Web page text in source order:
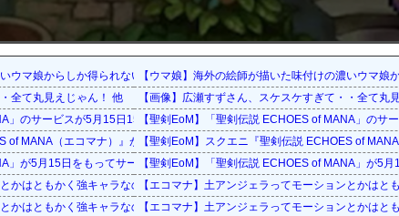
を発表
ウマ娘からしか得られない栄養素はある
全て丸見えじゃん！ 他
」のサービスが5月15日15：00をもって終了に
of MANA（エコマナ）』が2023年5月15日をもって運営サービス終了を発表
」が5月15日をもってサービス終了に
かはともかく強キャラなの？
かはともかく強キャラなの？
【ウマ娘】海外の絵師が描いた味付けの濃いウマ娘
【画像】広瀬すずさん、スケスケすぎて・・全て丸
【聖剣EoM】「聖剣伝説 ECHOES of MANA」のサ
【聖剣EoM】スクエニ『聖剣伝説 ECHOES of
【聖剣EoM】「聖剣伝説 ECHOES of MANA」が5月
【エコマナ】土アンジェラってモーションとかはと
【エコマナ】土アンジェラってモーションとかはと